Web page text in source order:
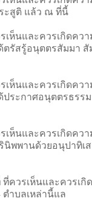
ะสูติ แล้ว ณ ที่นี้
เห็นและควรเกิดคว
ตรัสรู้อนุตตรสัมมา
เห็นและควรเกิดคว
ระกาศอนุตตรธรรม
เห็นและควรเกิดคว
นิพพานด้วยอนุปาทิเ
ควรเห็นและควรเกิ
ำบลเหล่านี้แล